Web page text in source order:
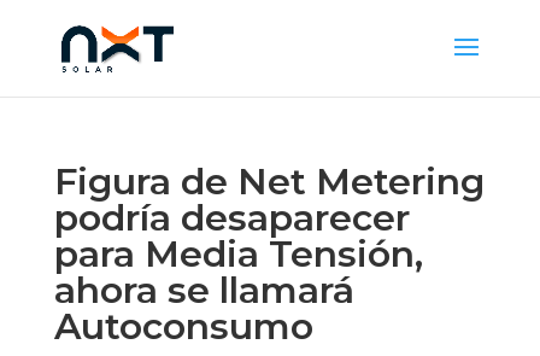
Figura de Net Metering
podría desaparecer
para Media Tensión,
ahora se llamará
Autoconsumo